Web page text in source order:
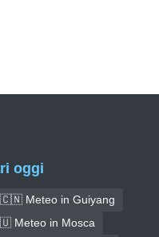
oggi
🇨🇳 Meteo in Guiyang
Meteo in Mosca